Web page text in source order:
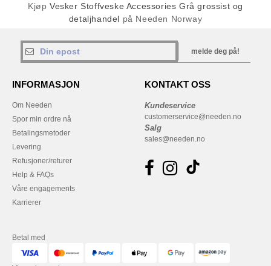
Kjøp Vesker Stoffveske Accessories Grå grossist og
detaljhandel på Needen Norway
melde deg på!
INFORMASJON
Om Needen
Spor min ordre nå
Betalingsmetoder
Levering
Refusjoner/returer
Help & FAQs
Våre engagements
Karrierer
KONTAKT OSS
Kundeservice
customerservice@needen.no
Salg
sales@needen.no
Betal med